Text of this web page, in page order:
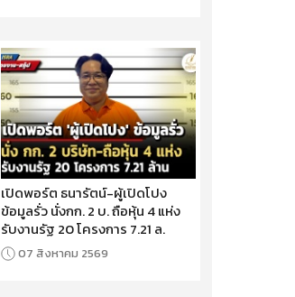
เปิดพอร์ต ธนารัตน์-ผู้เปิดโปง
ข้อมูลรั่ว นั่งกก. 2 บ. ถือหุ้น 4 แห่ง
รับงานรัฐ 20 โครงการ 7.21 ล.
07 สิงหาคม 2569